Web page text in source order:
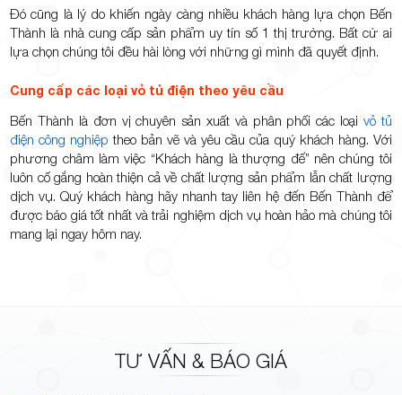
Đó cũng là lý do khiến ngày càng nhiều khách hàng lựa chọn Bến
Thành là nhà cung cấp sản phẩm uy tín số 1 thị trường. Bất cứ ai
lựa chọn chúng tôi đều hài lòng với những gì mình đã quyết định.
Cung cấp các loại vỏ tủ điện theo yêu cầu
Bến Thành là đơn vị chuyên sản xuất và phân phối các loại vỏ tủ
điện công nghiệp theo bản vẽ và yêu cầu của quý khách hàng. Với
phương châm làm việc “Khách hàng là thượng đế” nên chúng tôi
luôn cố gắng hoàn thiện cả về chất lượng sản phẩm lẫn chất lượng
dịch vụ. Quý khách hàng hãy nhanh tay liên hệ đến Bến Thành để
được báo giá tốt nhất và trải nghiệm dịch vụ hoàn hảo mà chúng tôi
mang lại ngay hôm nay.
TƯ VẤN & BÁO GIÁ